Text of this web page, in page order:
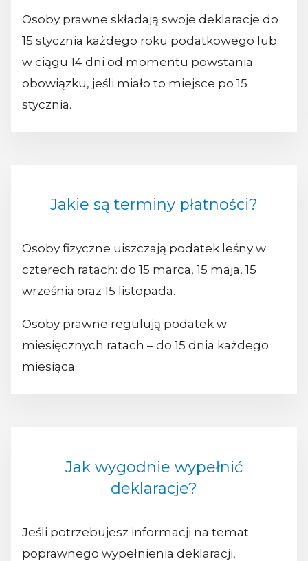
Osoby prawne składają swoje deklaracje do
15 stycznia każdego roku podatkowego lub
w ciągu 14 dni od momentu powstania
obowiązku, jeśli miało to miejsce po 15
stycznia.
Jakie są terminy płatności?
Osoby fizyczne uiszczają podatek leśny w
czterech ratach: do 15 marca, 15 maja, 15
września oraz 15 listopada.
Osoby prawne regulują podatek w
miesięcznych ratach – do 15 dnia każdego
miesiąca.
Jak wygodnie wypełnić
deklaracje?
Jeśli potrzebujesz informacji na temat
poprawnego wypełnienia deklaracji,